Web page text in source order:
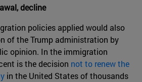
decline
policies applied would also
of the Trump administration by
opinion. In the immigration
is the decision not to renew the
in the United States of thousands